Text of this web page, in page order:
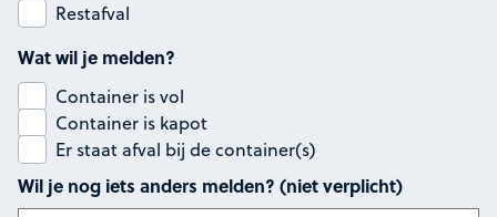
Restafval
Wat wil je melden?
Container is vol
Container is kapot
Er staat afval bij de container(s)
Wil je nog iets anders melden? (niet verplicht)